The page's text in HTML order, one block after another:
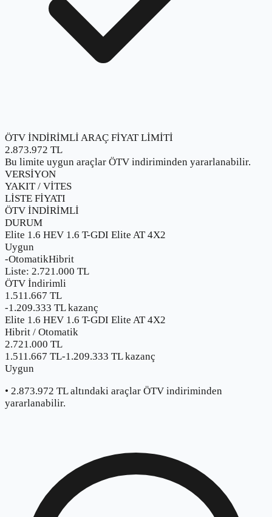
ÖTV İNDİRİMLİ ARAÇ FİYAT LİMİTİ
2.873.972 TL
Bu limite uygun araçlar ÖTV indiriminden yararlanabilir.
VERSİYON
YAKIT / VİTES
LİSTE FİYATI
ÖTV İNDİRİMLİ
DURUM
Elite 1.6 HEV 1.6 T-GDI Elite AT 4X2
Uygun
-OtomatikHibrit
Liste: 2.721.000 TL
ÖTV İndirimli
1.511.667 TL
-1.209.333 TL kazanç
Elite 1.6 HEV 1.6 T-GDI Elite AT 4X2
Hibrit / Otomatik
2.721.000 TL
1.511.667 TL-1.209.333 TL kazanç
Uygun
• 2.873.972 TL altındaki araçlar ÖTV indiriminden
yararlanabilir.